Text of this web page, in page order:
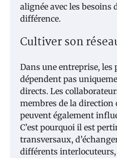
alignée avec les besoins
différence.
Cultiver son
Dans une entreprise, les
dépendent pas
directs. Les
membres de la direction
peuvent également
C’est pourquoi il est
transversaux,
différents interlocuteurs,